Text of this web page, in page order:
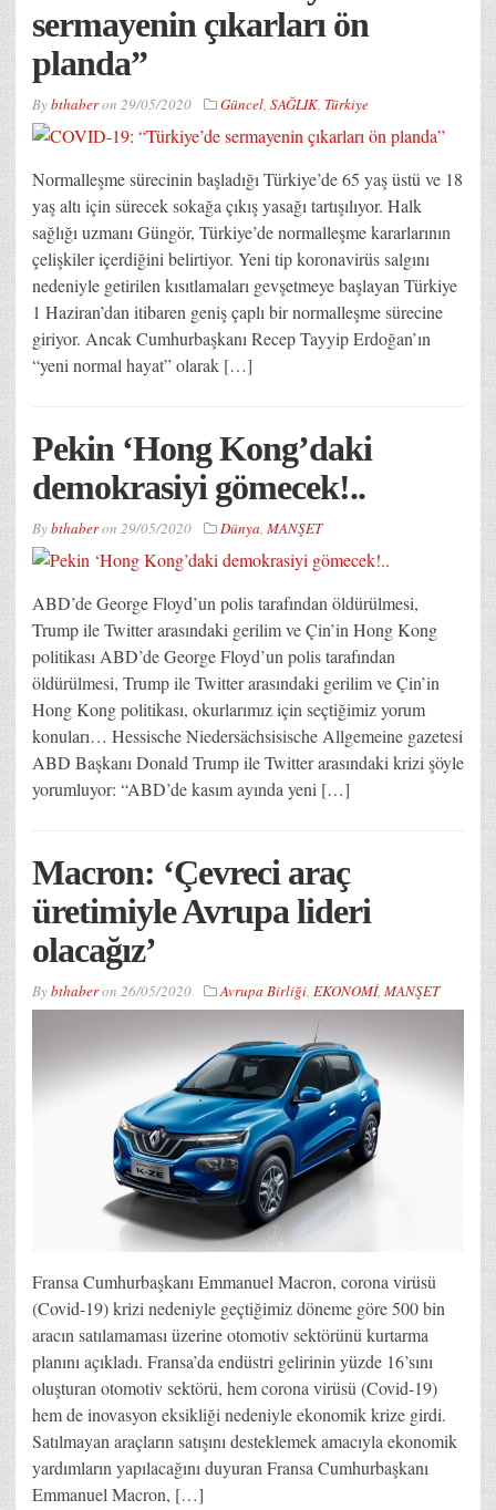
sermayenin çıkarları ön
planda”
Bybthaberon 29/05/2020 Güncel, SAĞLIK, Türkiye
Normalleşme sürecinin başladığı Türkiye’de 65 yaş üstü ve 18
yaş altı için sürecek sokağa çıkış yasağı tartışılıyor. Halk
sağlığı uzmanı Güngör, Türkiye’de normalleşme kararlarının
çelişkiler içerdiğini belirtiyor. Yeni tip koronavirüs salgını
nedeniyle getirilen kısıtlamaları gevşetmeye başlayan Türkiye
1 Haziran’dan itibaren geniş çaplı bir normalleşme sürecine
giriyor. Ancak Cumhurbaşkanı Recep Tayyip Erdoğan’ın
“yeni normal hayat” olarak […]
Pekin ‘Hong Kong’daki
demokrasiyi gömecek!..
Bybthaberon 29/05/2020 Dünya, MANŞET
ABD’de George Floyd’un polis tarafından öldürülmesi,
Trump ile Twitter arasındaki gerilim ve Çin’in Hong Kong
politikası ABD’de George Floyd’un polis tarafından
öldürülmesi, Trump ile Twitter arasındaki gerilim ve Çin’in
Hong Kong politikası, okurlarımız için seçtiğimiz yorum
konuları… Hessische Niedersächsisische Allgemeine gazetesi
ABD Başkanı Donald Trump ile Twitter arasındaki krizi şöyle
yorumluyor: “ABD’de kasım ayında yeni […]
Macron: ‘Çevreci araç
üretimiyle Avrupa lideri
olacağız’
Bybthaberon 26/05/2020 Avrupa Birliği, EKONOMİ, MANŞET
Fransa Cumhurbaşkanı Emmanuel Macron, corona virüsü
(Covid-19) krizi nedeniyle geçtiğimiz döneme göre 500 bin
aracın satılamaması üzerine otomotiv sektörünü kurtarma
planını açıkladı. Fransa’da endüstri gelirinin yüzde 16’sını
oluşturan otomotiv sektörü, hem corona virüsü (Covid-19)
hem de inovasyon eksikliği nedeniyle ekonomik krize girdi.
Satılmayan araçların satışını desteklemek amacıyla ekonomik
yardımların yapılacağını duyuran Fransa Cumhurbaşkanı
Emmanuel Macron, […]